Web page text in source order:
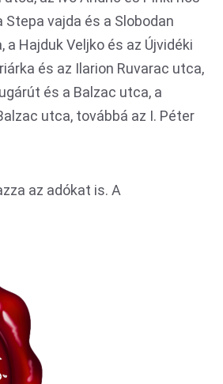
Stepa vajda és a Slobodan
Hajduk Veljko és az Újvidéki
és az Ilarion Ruvarac utca,
és a Balzac utca, a
utca, továbbá az I. Péter
az adókat is. A